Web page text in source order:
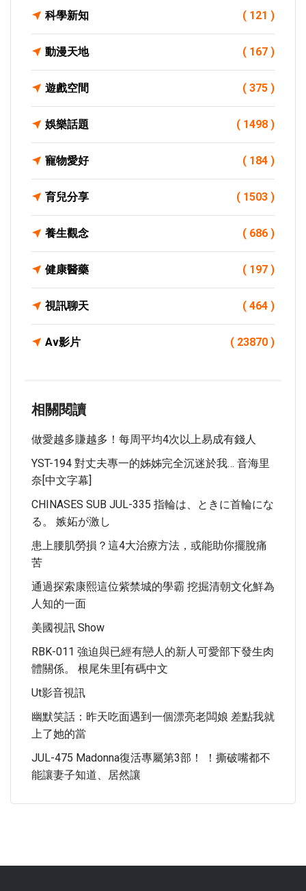
科學新知 ( 121 )
動漫天地 ( 167 )
遊戲空間 ( 375 )
娛樂話題 ( 1498 )
寵物愛好 ( 184 )
育兒分享 ( 1503 )
養生觀念 ( 686 )
健康醫藥 ( 197 )
視訊聊天 ( 464 )
Av影片 ( 23870 )
相關閱讀
做愛越多賺越多！每周平均4次以上易成有錢人
YST-194 對丈夫專一的姊姊完全沉迷於我… 音海里
奈[中文字幕]
CHINASES SUB JUL-335 指輪は、ときに首輪にな
る。 嫉妬が激し
患上腰肌勞損？這4大治療方法，或能助你擺脫痛
苦
通過探索康熙這位紫禁城的學霸 挖掘清朝文化鮮為
人知的一面
美國視訊 Show
RBK-011 強迫與已經有戀人的新人可愛部下發生肉
體關係。 根尾朱里[有碼中文
Ut影音視訊
幽默笑話：昨天吃面遇到一個漂亮老闆娘 差點我就
上了她的當
JUL-475 Madonna復活專屬第3部！ ！撕破嘴都不
能讓妻子知道、居然讓